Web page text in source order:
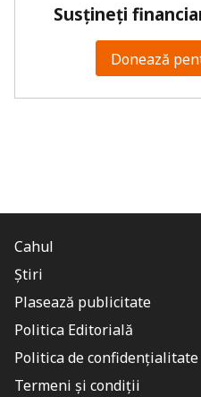
Susțineți
Donează
Cahul
Știri
Plasează publicitate
Politica Editorială
Politica de confidențialitate
Termeni și condiții